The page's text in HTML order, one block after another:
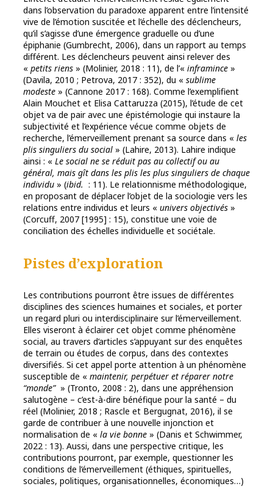
dans l’observation du paradoxe apparent entre l’intensité
vive de l’émotion suscitée et l’échelle des déclencheurs,
qu’il s’agisse d’une émergence graduelle ou d’une
épiphanie (Gumbrecht, 2006), dans un rapport au temps
différent. Les déclencheurs peuvent ainsi relever des
« petits riens » (Molinier, 2018 : 11), de l’« inframince »
(Davila, 2010 ; Petrova, 2017 : 352), du « sublime
modeste » (Cannone 2017 : 168). Comme l’exemplifient
Alain Mouchet et Elisa Cattaruzza (2015), l’étude de cet
objet va de pair avec une épistémologie qui instaure la
subjectivité et l’expérience vécue comme objets de
recherche, l’émerveillement prenant sa source dans « les
plis singuliers du social » (Lahire, 2013). Lahire indique
ainsi : « Le social ne se réduit pas au collectif ou au
général, mais gît dans les plis les plus singuliers de chaque
individu » (ibid. : 11). Le relationnisme méthodologique,
en proposant de déplacer l’objet de la sociologie vers les
relations entre individus et leurs « univers objectivés »
(Corcuff, 2007 [1995] : 15), constitue une voie de
conciliation des échelles individuelle et sociétale.
Pistes d’exploration
Les contributions pourront être issues de différentes
disciplines des sciences humaines et sociales, et porter
un regard pluri ou interdisciplinaire sur l’émerveillement.
Elles viseront à éclairer cet objet comme phénomène
social, au travers d’articles s’appuyant sur des enquêtes
de terrain ou études de corpus, dans des contextes
diversifiés. Si cet appel porte attention à un phénomène
susceptible de « maintenir, perpétuer et réparer notre
“monde” » (Tronto, 2008 : 2), dans une appréhension
salutogène – c’est-à-dire bénéfique pour la santé – du
réel (Molinier, 2018 ; Rascle et Bergugnat, 2016), il se
garde de contribuer à une nouvelle injonction et
normalisation de « la vie bonne » (Danis et Schwimmer,
2022 : 13). Aussi, dans une perspective critique, les
contributions pourront, par exemple, questionner les
conditions de l’émerveillement (éthiques, spirituelles,
sociales, politiques, organisationnelles, économiques…)